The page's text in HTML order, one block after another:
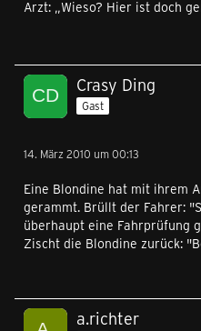
Arzt: „Wieso? Hier ist doch
Crasy Ding
Gast
14. März 2010 um 00:13
Eine Blondine hat mit ihrem
gerammt. Brüllt der Fahrer:
überhaupt eine Fahrprüfung
Zischt die Blondine zurück:
a.richter